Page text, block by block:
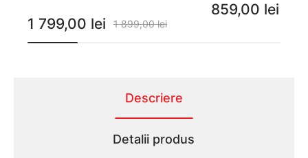
1 799,00 lei 1 899,00 lei
859,00 lei
Descriere
Detalii produs